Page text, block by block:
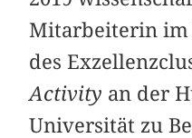
Mitarbeiterin im
des
Activity an der
Universität zu